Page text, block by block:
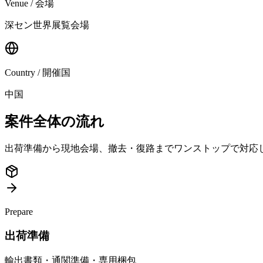
Venue / 会場
深セン世界展覧会場
Country / 開催国
中国
案件全体の流れ
出荷準備から現地会場、撤去・復路までワンストップで対応
Prepare
出荷準備
輸出書類・通関準備・専用梱包